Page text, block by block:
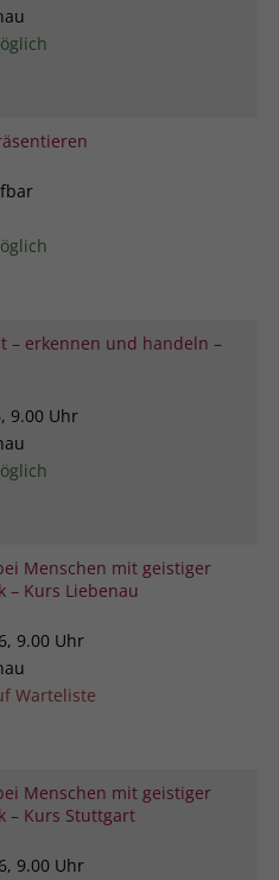
– erkennen und handeln –
9.00 Uhr
Menschen mit geistiger
– Kurs Liebenau
9.00 Uhr
Warteliste
Menschen mit geistiger
– Kurs Stuttgart
9.00 Uhr